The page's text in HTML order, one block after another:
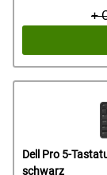
+
Dell Pro 5-
schwarz